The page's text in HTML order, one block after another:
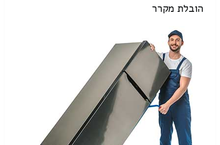
הובלת מקרר